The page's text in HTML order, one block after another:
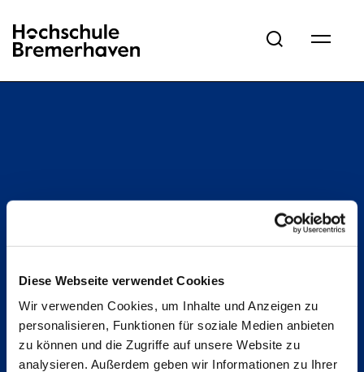
Diese Webseite verwendet Cookies
Wir verwenden Cookies, um Inhalte und Anzeigen zu
personalisieren, Funktionen für soziale Medien anbieten
zu können und die Zugriffe auf unsere Website zu
analysieren. Außerdem geben wir Informationen zu Ihrer
Hochschule Bremerhaven